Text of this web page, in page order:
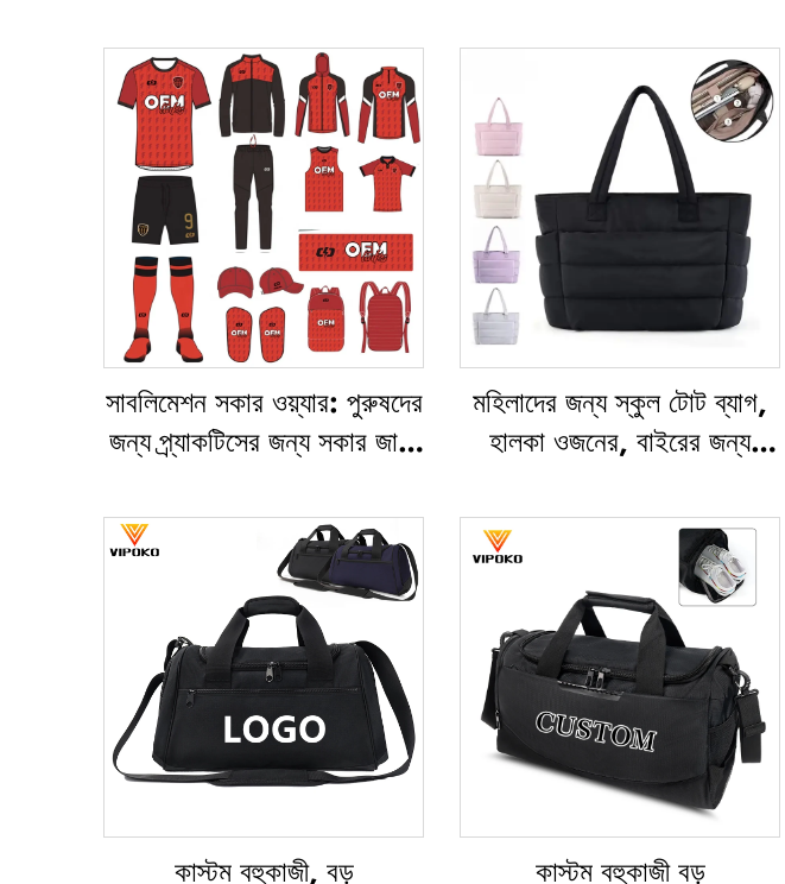
সাবলিমেশন সকার ওয়্যার: পুরুষদের
জন্য প্র্যাকটিসের জন্য সকার জার্সি
সকার দলের ইউনিফর্ম
মহিলাদের জন্য স্কুল টোট ব্যাগ,
হালকা ওজনের, বাইরের জন্য
ব্যাগ, নরম হ্যান্ডব্যাগ, অফিসের
মহিলাদের জন্য জলরোধী পলিএস্টার
টোট ব্যাগ
কাস্টম বহুকাজী, বড়
কাস্টম বহুকাজী বড়